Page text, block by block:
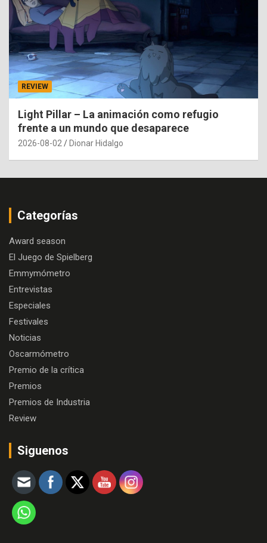
REVIEW
Light Pillar – La animación como refugio
frente a un mundo que desaparece
2026-08-02 Dionar Hidalgo
Categorías
Award season
El Juego de Spielberg
Emmymómetro
Entrevistas
Especiales
Festivales
Noticias
Oscarmómetro
Premio de la crítica
Premios
Premios de Industria
Review
Siguenos